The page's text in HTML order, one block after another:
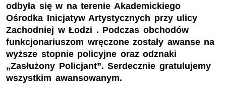
odbyła się w na terenie Akademickiego
Ośrodka Inicjatyw Artystycznych przy ulicy
Zachodniej w Łodzi . Podczas obchodów
funkcjonariuszom wręczone zostały awanse na
wyższe stopnie policyjne oraz odznaki
„Zasłużony Policjant”. Serdecznie gratulujemy
wszystkim awansowanym.